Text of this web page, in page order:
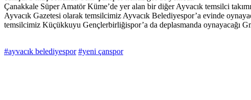
Çanakkale Süper Amatör Küme’de yer alan bir diğer Ayvacık temsilci
Ayvacık Gazetesi olarak temsilcimiz Ayvacık Belediyespor’a evinde
temsilcimiz Küçükkuyu Gençlerbirliğispor’a da deplasmanda oynayacağı
#ayvacık belediyespor #yeni çanspor